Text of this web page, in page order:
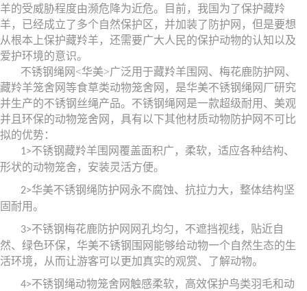
羊的受威胁程度由濒危降为近危。目前，我国为了保护藏羚
羊，已经成立了多个自然保护区，并加装了防护网，但是要想
从根本上保护藏羚羊，还需要广大人民的保护动物的认知以及
爱护环境的意识。
不锈钢绳网<华美>广泛用于藏羚羊围网、梅花鹿防护网、
藏羚羊笼舍网等食草类动物笼舍网，是华美不锈钢绳网厂研究
并生产的不锈钢丝绳产品。不锈钢绳网是一款超级耐用、美观
并且环保的动物笼舍网，具有以下其他材质动物防护网不可比
拟的优势：
1>不锈钢藏羚羊围网覆盖面积广，柔软，适应各种结构、
形状的动物笼舍，安装灵活方便。
2>华美不锈钢绳防护网永不腐蚀、抗拉力大，整体结构坚
固耐用。
3>不锈钢梅花鹿防护网网孔均匀，不遮挡视线，贴近自
然、绿色环保，华美不锈钢围网能够给动物一个自然生态的生
活环境，从而让游客可以更加真实的观赏、了解动物。
4>不锈钢绳动物笼舍网触感柔软，高效保护鸟类羽毛和动